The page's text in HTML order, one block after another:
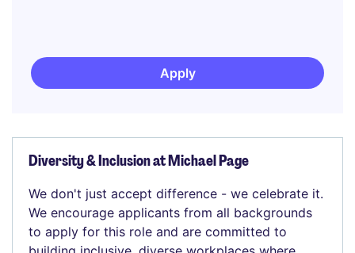
Apply
Diversity & Inclusion at Michael Page
We don't just accept difference - we celebrate it.
We encourage applicants from all backgrounds
to apply for this role and are committed to